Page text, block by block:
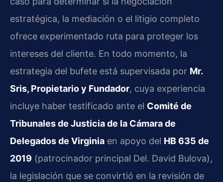
estratégica, la mediación o el litigio completo
ofrece experimentado ruta para proteger los
intereses del cliente. En todo momento, la
estrategia del bufete está supervisada por Mr.
Sris, Propietario y Fundador, cuya experiencia
incluye haber testificado ante el Comité de
Tribunales de Justicia de la Cámara de
Delegados de Virginia en apoyo del HB 635 de
2019 (patrocinador principal Del. David Bulova),
la legislación que se convirtió en la revisión de